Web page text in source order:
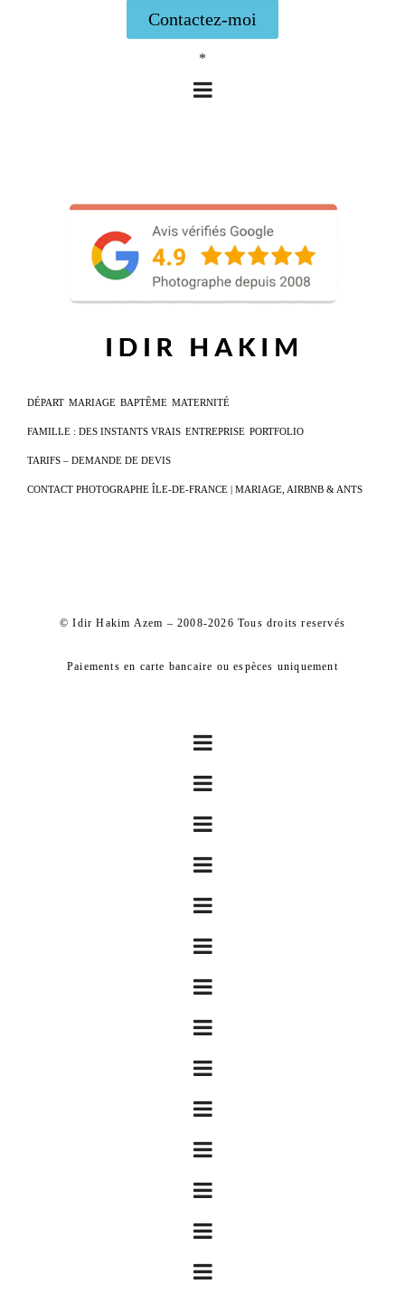
Contactez-moi
*
DÉPART MARIAGE BAPTÊME MATERNITÉ
FAMILLE : DES INSTANTS VRAIS ENTREPRISE PORTFOLIO
TARIFS – DEMANDE DE DEVIS
CONTACT PHOTOGRAPHE ÎLE-DE-FRANCE | MARIAGE, AIRBNB & ANTS
© Idir Hakim Azem – 2008-2026 Tous droits reservés
Paiements en carte bancaire ou espèces uniquement